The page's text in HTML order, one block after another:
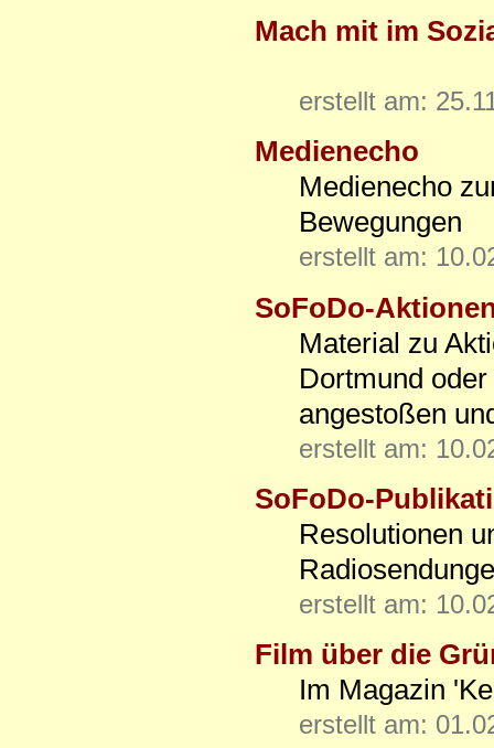
Mach mit im
erstellt am:
Medienecho
Medienecho
Bewegungen
erstellt am:
SoFoDo-
Material zu
Dortmund
angestoßen
erstellt am:
SoFoDo-
Resolutionen
erstellt am:
Film über die
Im Magazin
erstellt am: